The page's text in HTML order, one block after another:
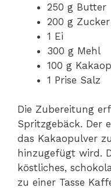
250 g Butter
200 g Zucker
1 Ei
300 g Mehl
100 g
1 Prise Salz
Die Zubereitung
Spritzgebäck. Der
das Kakaopulver
hinzugefügt wird.
köstliches,
zu einer Tasse